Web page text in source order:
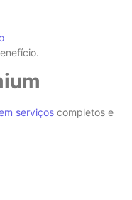
serviços completos e